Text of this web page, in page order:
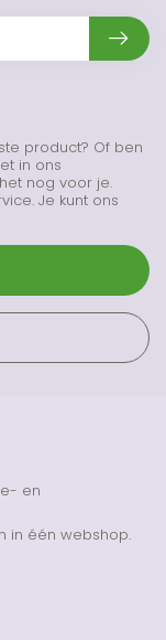
product? Of ben
in ons
nog voor je.
Je kunt ons
en
in één webshop.